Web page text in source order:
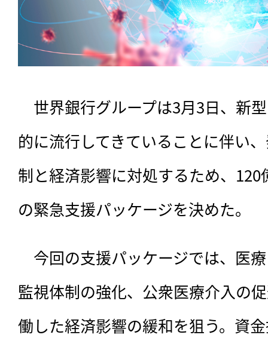
世界銀行グループは3月3日、新
的に流行してきていることに伴い
制と経済影響に対処するため、
の緊急支援パッケージを決めた。
今回の支援パッケージでは、医
監視体制の強化、公衆医療介入の
働した経済影響の緩和を狙う。資